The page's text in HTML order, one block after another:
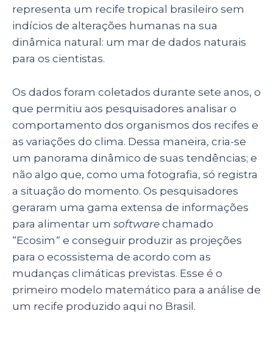
representa um recife tropical brasileiro sem
indícios de alterações humanas na sua
dinâmica natural: um mar de dados naturais
para os cientistas.
Os dados foram coletados durante sete anos, o
que permitiu aos pesquisadores analisar o
comportamento dos organismos dos recifes e
as variações do clima. Dessa maneira, cria-se
um panorama dinâmico de suas tendências; e
não algo que, como uma fotografia, só registra
a situação do momento. Os pesquisadores
geraram uma gama extensa de informações
para alimentar um software chamado
“Ecosim “ e conseguir produzir as projeções
para o ecossistema de acordo com as
mudanças climáticas previstas. Esse é o
primeiro modelo matemático para a análise de
um recife produzido aqui no Brasil.